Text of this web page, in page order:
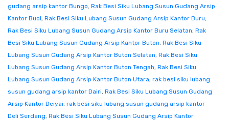
gudang arsip kantor Bungo, Rak Besi Siku Lubang Susun Gudang Arsip
Kantor Buol, Rak Besi Siku Lubang Susun Gudang Arsip Kantor Buru,
Rak Besi Siku Lubang Susun Gudang Arsip Kantor Buru Selatan, Rak
Besi Siku Lubang Susun Gudang Arsip Kantor Buton, Rak Besi Siku
Lubang Susun Gudang Arsip Kantor Buton Selatan, Rak Besi Siku
Lubang Susun Gudang Arsip Kantor Buton Tengah, Rak Besi Siku
Lubang Susun Gudang Arsip Kantor Buton Utara, rak besi siku lubang
susun gudang arsip kantor Dairi, Rak Besi Siku Lubang Susun Gudang
Arsip Kantor Deiyai, rak besi siku lubang susun gudang arsip kantor
Deli Serdang, Rak Besi Siku Lubang Susun Gudang Arsip Kantor